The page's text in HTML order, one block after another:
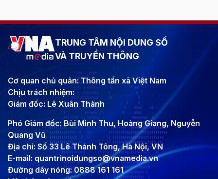
TRUNG TÂM NỘI DUNG SỐ
VÀ TRUYỀN THÔNG
Cơ quan chủ quản: Thông tấn xã Việt Nam
Chịu trách nhiệm:
Giám đốc: Lê Xuân Thành
Phó Giám đốc: Bùi Minh Thu, Hoàng Giang, Nguyễn
Quang Vũ
Địa chỉ: Số 33 Lê Thánh Tông, Hà Nội, VN
E-mail: quantrinoidungso@vnamedia.vn
Đường dây nóng: 0888 161 161